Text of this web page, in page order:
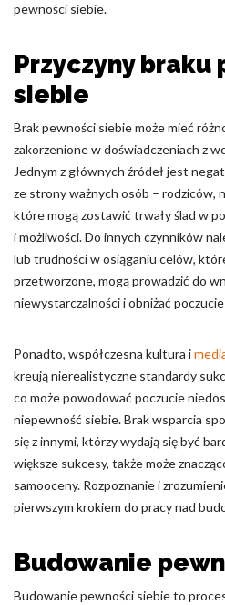
pewności siebie.
Przyczyny braku
siebie
Brak pewności siebie może mieć
zakorzenione w doświadczeniach z
Jednym z głównych źródeł jest
ze strony ważnych osób – rodziców,
które mogą zostawić trwały ślad w
i możliwości. Do innych czynników
lub trudności w osiąganiu celów,
przetworzone, mogą prowadzić do
niewystarczalności i obniżać poczucie
Ponadto, współczesna kultura i
kreują nierealistyczne standardy
co może powodować poczucie
niepewność siebie. Brak wsparcia
się z innymi, którzy wydają się być
większe sukcesy, także może
samooceny. Rozpoznanie i
pierwszym krokiem do pracy nad
Budowanie
Budowanie pewności siebie to